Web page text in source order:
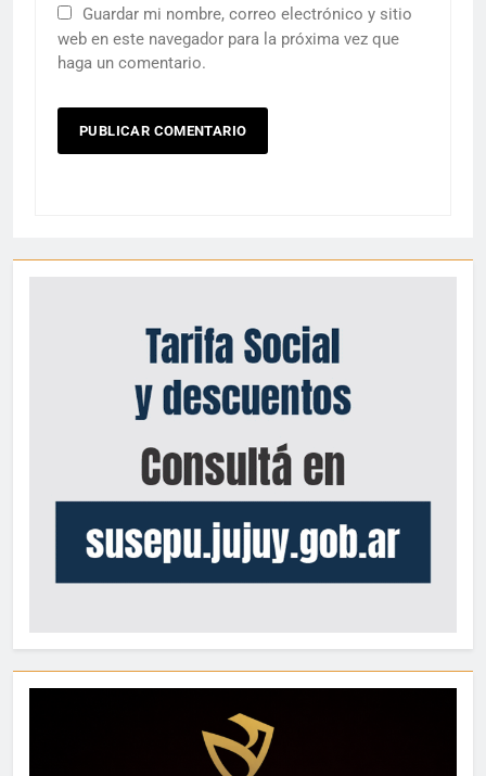
Guardar mi nombre, correo electrónico y sitio
web en este navegador para la próxima vez que
haga un comentario.